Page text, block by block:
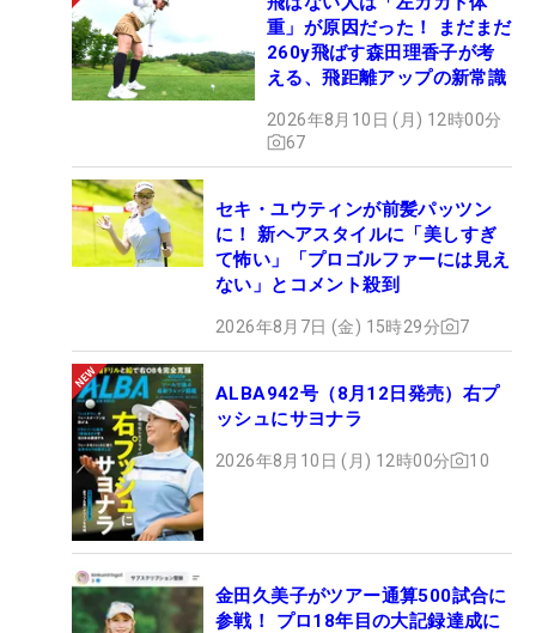
重」が原因だった！ まだまだ
260y飛ばす森田理香子が考
える、飛距離アップの新常識
2026年8月10日 (月) 12時00分
67
セキ・ユウティンが前髪パッツン
に！ 新ヘアスタイルに「美しすぎ
て怖い」「プロゴルファーには見え
ない」とコメント殺到
2026年8月7日 (金) 15時29分 7
ALBA942号（8月12日発売）右プ
ッシュにサヨナラ
2026年8月10日 (月) 12時00分 10
金田久美子がツアー通算500試合に
参戦！ プロ18年目の大記録達成に